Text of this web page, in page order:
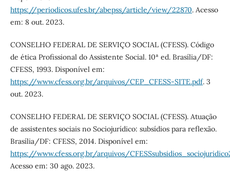
https://periodicos.ufes.br/abepss/article/view/22870. Acesso
em: 8 out. 2023.
CONSELHO FEDERAL DE SERVIÇO SOCIAL (CFESS). Código
de ética Profissional do Assistente Social. 10ª ed. Brasília/DF:
CFESS, 1993. Disponível em:
https://www.cfess.org.br/arquivos/CEP_CFESS-SITE.pdf. 3
out. 2023.
CONSELHO FEDERAL DE SERVIÇO SOCIAL (CFESS). Atuação
de assistentes sociais no Sociojurídico: subsídios para reflexão.
Brasília/DF: CFESS, 2014. Disponível em:
https://www.cfess.org.br/arquivos/
Acesso em: 30 ago. 2023.